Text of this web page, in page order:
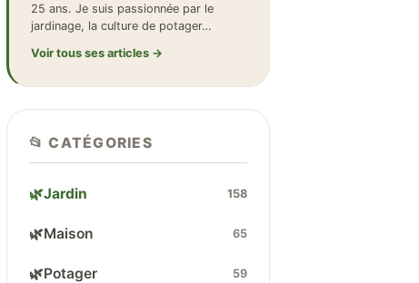
25 ans. Je suis passionnée par le
jardinage, la culture de potager…
Voir tous ses articles →
📂 CATÉGORIES
🌿Jardin 158
🌿Maison 65
🌿Potager 59